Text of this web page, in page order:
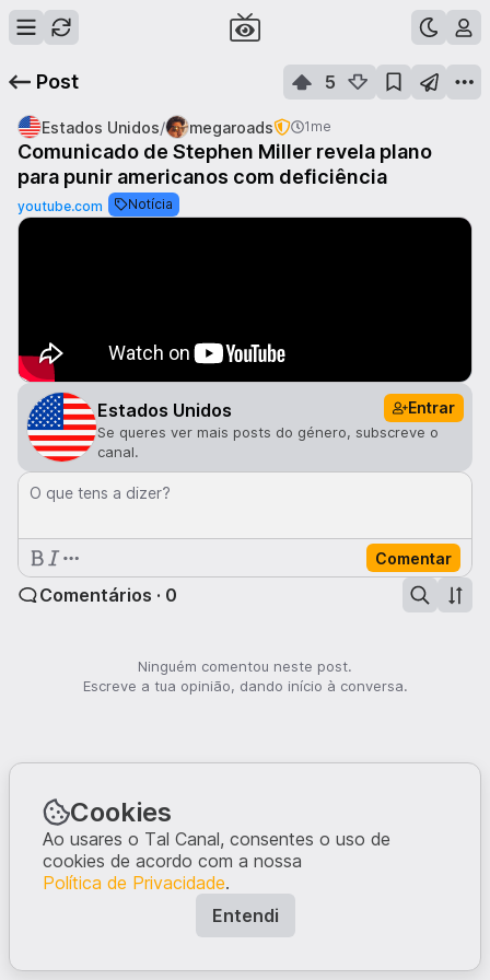
Post 5
Estados Unidos/ megaroads 1me
Comunicado de Stephen Miller revela plano
para punir americanos com deficiência
youtube.com Notícia
Estados Unidos Entrar
Se queres ver mais posts do género, subscreve o
canal.
O que tens a dizer?
Comentar
Comentários · 0
Ninguém comentou neste post.
Escreve a tua opinião, dando início à conversa.
Cookies
Ao usares o Tal Canal, consentes o uso de
cookies de acordo com a nossa
Política de Privacidade.
Entendi